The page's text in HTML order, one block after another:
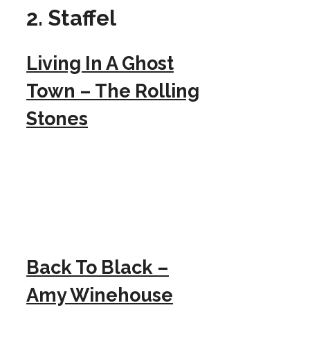
2. Staffel
Living In A Ghost
Town – The Rolling
Stones
Back To Black –
Amy Winehouse